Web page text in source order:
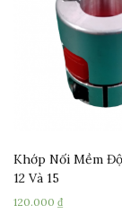
Khớp Nối Mềm
12 Và 15
120.000 ₫